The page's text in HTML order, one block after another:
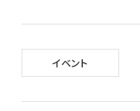
イベント